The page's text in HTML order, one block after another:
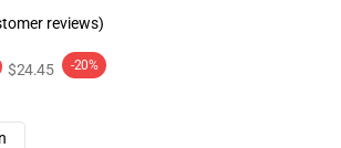
reviews)
$24.45 -20%